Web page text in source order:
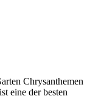
Chrysanthemen
eine der besten